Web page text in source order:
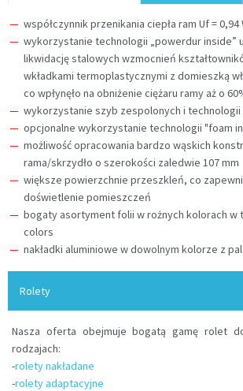
współczynnik przenikania ciepła ram Uf = 0,94
wykorzystanie technologii „powerdur inside”
likwidację stalowych wzmocnień
wkładkami termoplastycznymi z domieszką
co wpłynęło na obniżenie ciężaru ramy aż o
wykorzystanie szyb zespolonych i
opcjonalne wykorzystanie technologii "foam
możliwość opracowania bardzo wąskich
rama/skrzydło o szerokości zaledwie 107 mm
większe powierzchnie przeszkleń, co
doświetlenie pomieszczeń
bogaty asortyment folii w rożnych kolorach w
colors
nakładki aluminiowe w dowolnym kolorze z
Rolety
Nasza oferta obejmuje bogatą gamę rolet
rodzajach:
-rolety nakładane
-rolety adaptacyjne